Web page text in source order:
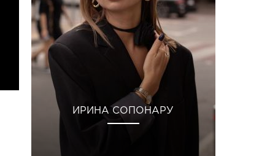
ИРИНА СОПОНАРУ